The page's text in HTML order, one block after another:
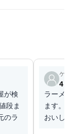
が検
段ま
のラ
ケン
4
ラーメン
ます。
おいしい